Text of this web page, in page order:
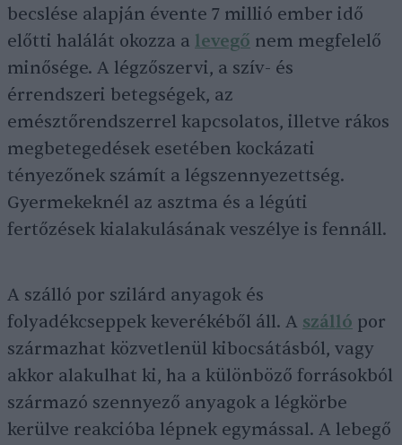
becslése alapján évente 7 millió ember idő
előtti halálát okozza a levegő nem megfelelő
minősége. A légzőszervi, a szív- és
érrendszeri betegségek, az
emésztőrendszerrel kapcsolatos, illetve rákos
megbetegedések esetében kockázati
tényezőnek számít a légszennyezettség.
Gyermekeknél az asztma és a légúti
fertőzések kialakulásának veszélye is fennáll.
A szálló por szilárd anyagok és
folyadékcseppek keverékéből áll. A szálló por
származhat közvetlenül kibocsátásból, vagy
akkor alakulhat ki, ha a különböző forrásokból
származó szennyező anyagok a légkörbe
kerülve reakcióba lépnek egymással. A lebegő